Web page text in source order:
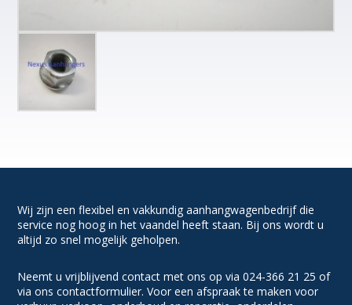
Wij zijn een flexibel en vakkundig aanhangwagenbedrijf die
service nog hoog in het vaandel heeft staan. Bij ons wordt u
altijd zo snel mogelijk geholpen.
Neemt u vrijblijvend contact met ons op via 024-366 21 25 of
via ons contactformulier. Voor een afspraak te maken voor